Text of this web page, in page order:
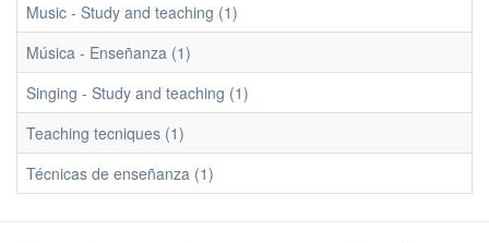
Music - Study and teaching (1)
Música - Enseñanza (1)
Singing - Study and teaching (1)
Teaching tecniques (1)
Técnicas de enseñanza (1)